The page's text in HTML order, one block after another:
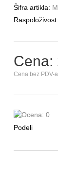
Šifra artikla:
Raspoloživost:
Cena:
Cena bez PDV-
Podeli